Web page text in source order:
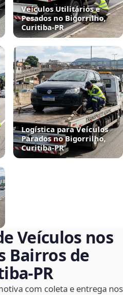
Veículos Utilitários e
Pesados no Bigorrilho,
Curitiba‑PR
Logística para Veículos
Parados no Bigorrilho,
Curitiba‑PR
Veículos nos
Bairros de
com coleta e entrega nos